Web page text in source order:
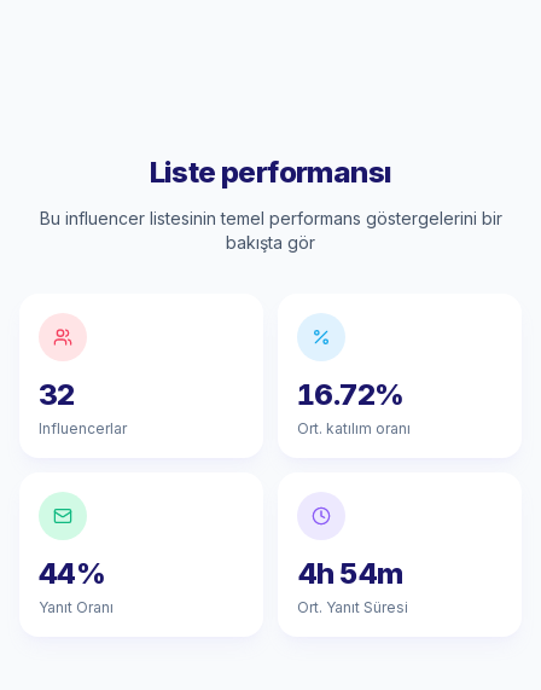
Liste performansı
Bu influencer listesinin temel performans göstergelerini bir
bakışta gör
32
Influencerlar
16.72%
Ort. katılım oranı
44%
Yanıt Oranı
4h 54m
Ort. Yanıt Süresi